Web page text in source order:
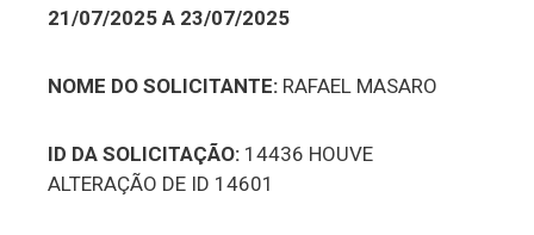
21/07/2025 A 23/07/2025
NOME DO SOLICITANTE: RAFAEL MASARO
ID DA SOLICITAÇÃO: 14436 HOUVE
ALTERAÇÃO DE ID 14601